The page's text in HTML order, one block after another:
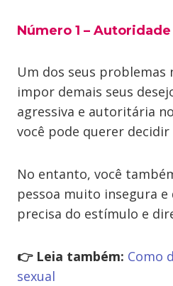
Número 1 –
Um dos seus problemas
impor demais seus
agressiva e autoritária
você pode querer decidir
No entanto, você
pessoa muito insegura
precisa do estímulo e
👉 Leia também: Como
sexual